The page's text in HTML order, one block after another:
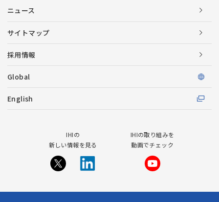
ニュース
サイトマップ
採用情報
Global
English
IHIの
新しい情報を見る
IHIの取り組みを
動画でチェック